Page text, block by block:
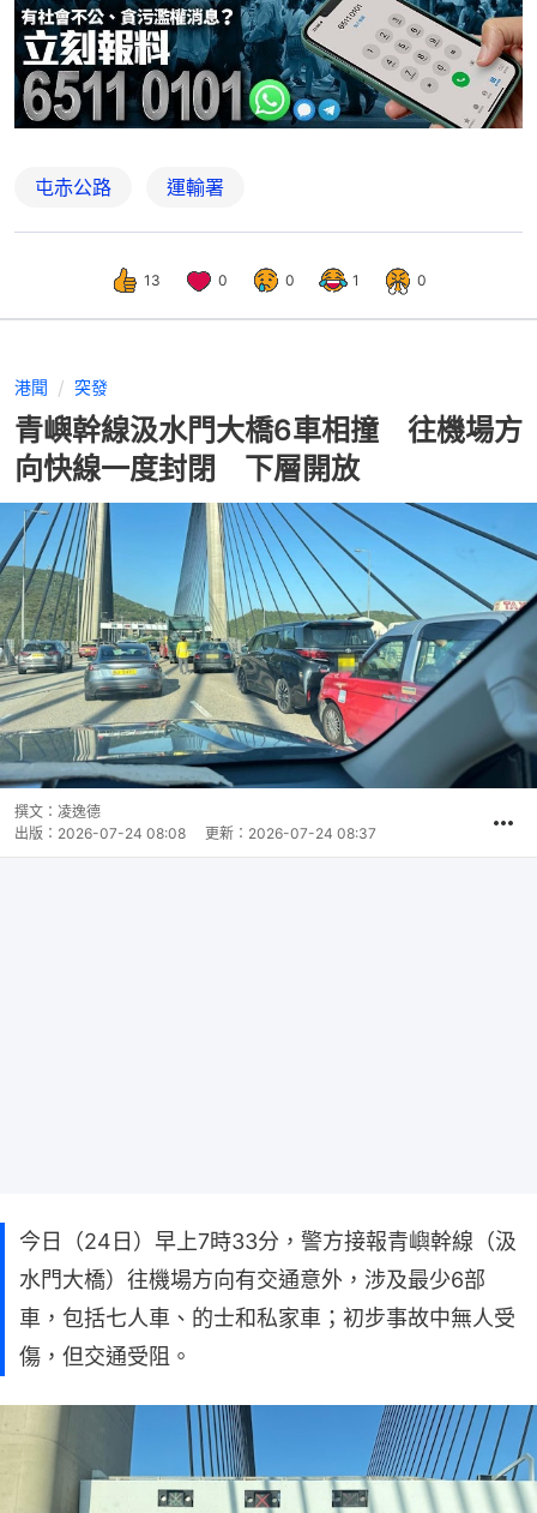
屯赤公路 運輸署
13 0 0 1 0
港聞 突發
青嶼幹線汲水門大橋6車相撞 往機場方
向快線一度封閉 下層開放
撰文： 凌逸德
出版： 2026-07-24 08:08 更新： 2026-07-24 08:37
今日（24日）早上7時33分，警方接報青嶼幹線（汲
水門大橋）往機場方向有交通意外，涉及最少6部
車，包括七人車、的士和私家車；初步事故中無人受
傷，但交通受阻。